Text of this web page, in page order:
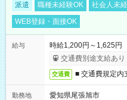
派遣 職種未経験OK 社会人未
WEB登録・面接OK
給与
時給1,200円～1,625円
交通費別途支給あり
交通費 ■ 交通費規定
勤務地
愛知県尾張旭市